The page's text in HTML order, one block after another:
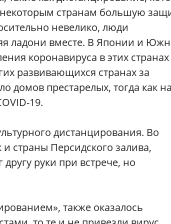
странам большую
невелико, люди
ладони вместе. В Японии и
коронавируса в этих странах
развивающихся странах за
престарелых, тогда как на
19.
дистанцирования. Во
страны Персидского залива,
руки при встрече, но
также оказалось